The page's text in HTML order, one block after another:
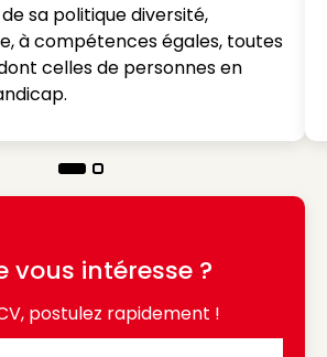
sa politique diversité,
à compétences égales, toutes
celles de personnes en
vous intéresse ?
postulez rapidement !